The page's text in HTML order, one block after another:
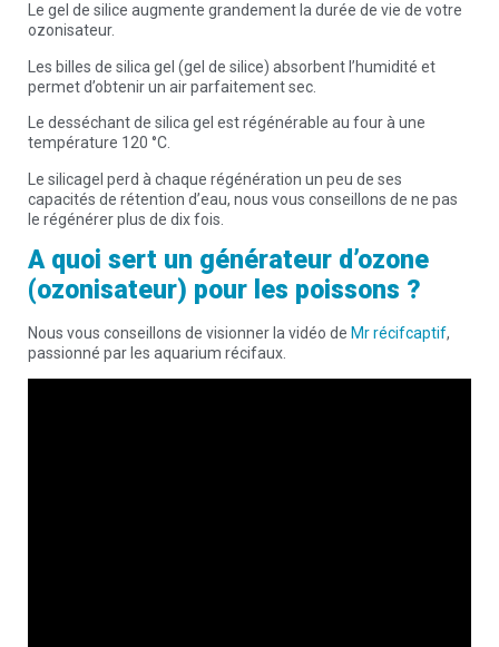
Le gel de silice augmente grandement la durée de vie de votre
ozonisateur.
Les billes de silica gel (gel de silice) absorbent l’humidité et
permet d’obtenir un air parfaitement sec.
Le desséchant de silica gel est régénérable au four à une
température 120 °C.
Le silicagel perd à chaque régénération un peu de ses
capacités de rétention d’eau, nous vous conseillons de ne pas
le régénérer plus de dix fois.
A quoi sert un générateur d’ozone
(ozonisateur) pour les poissons ?
Nous vous conseillons de visionner la vidéo de Mr récifcaptif,
passionné par les aquarium récifaux.